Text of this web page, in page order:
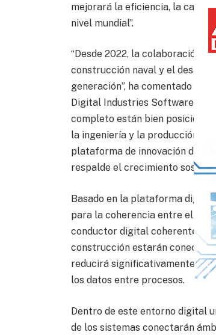
mejorará la eficiencia, la
nivel mundial”.
“Desde 2022, la colaboración
construcción naval y el
generación”, ha comentado
Digital Industries Software.
completo están bien
la ingeniería y la producción.
plataforma de innovación de
respalde el crecimiento
Basado en la plataforma
para la coherencia entre el
conductor digital coherente
construcción estarán
reducirá significativamente las
los datos entre procesos.
Dentro de este entorno digital
de los sistemas conectarán